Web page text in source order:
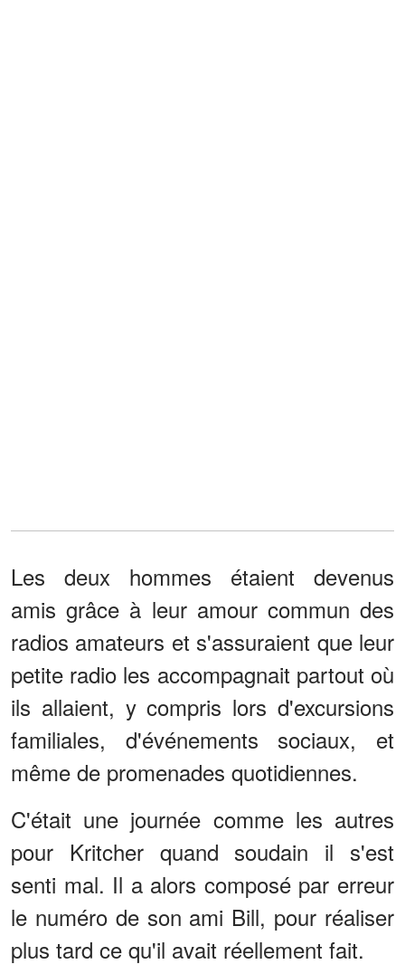
Les deux hommes étaient devenus
amis grâce à leur amour commun des
radios amateurs et s'assuraient que leur
petite radio les accompagnait partout où
ils allaient, y compris lors d'excursions
familiales, d'événements sociaux, et
même de promenades quotidiennes.
C'était une journée comme les autres
pour Kritcher quand soudain il s'est
senti mal. Il a alors composé par erreur
le numéro de son ami Bill, pour réaliser
plus tard ce qu'il avait réellement fait.